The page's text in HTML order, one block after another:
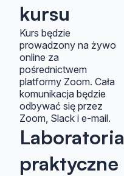
kursu
Kurs będzie
prowadzony na żywo
online za
pośrednictwem
platformy Zoom. Cała
komunikacja będzie
odbywać się przez
Zoom, Slack i e-mail.
Laboratoria
praktyczne